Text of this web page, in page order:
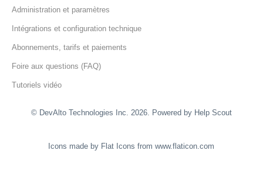
Administration et paramètres
Intégrations et configuration technique
Abonnements, tarifs et paiements
Foire aux questions (FAQ)
Tutoriels vidéo
© DevAlto Technologies Inc. 2026. Powered by Help Scout
Icons made by Flat Icons fromwww.flaticon.com